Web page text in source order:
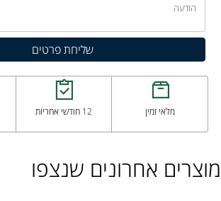
מלאי זמין 12 חודשי אחריות
מוצרים אחרונים שנצפו